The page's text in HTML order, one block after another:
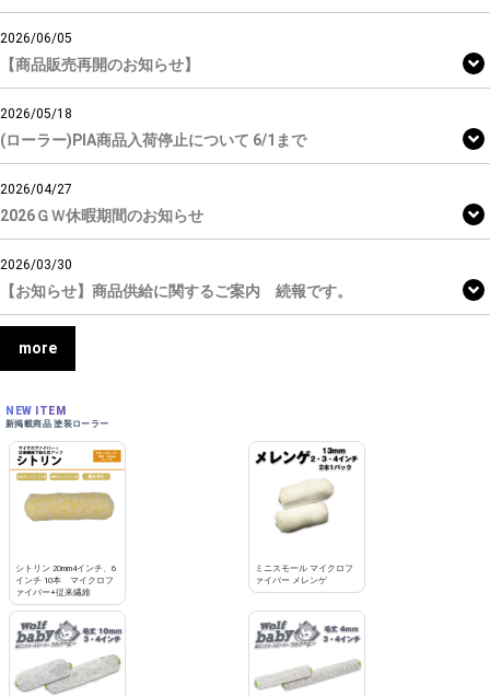
2026/06/05
【商品販売再開のお知らせ】
2026/05/18
(ローラー)PIA商品入荷停止について 6/1まで
2026/04/27
2026ＧＷ休暇期間のお知らせ
2026/03/30
【お知らせ】商品供給に関するご案内 続報です。
more
NEW ITEM
新掲載商品 塗装ローラー
シトリン 20mm4インチ、6
インチ 10本 マイクロフ
ァイバー+従来繊維
ミニスモール マイクロフ
ァイバー メレンゲ